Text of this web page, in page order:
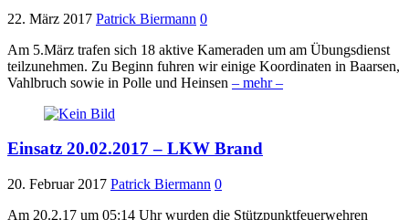
22. März 2017 Patrick Biermann 0
Am 5.März trafen sich 18 aktive Kameraden um am Übungsdienst
teilzunehmen. Zu Beginn fuhren wir einige Koordinaten in Baarsen,
Vahlbruch sowie in Polle und Heinsen – mehr –
Einsatz 20.02.2017 – LKW Brand
20. Februar 2017 Patrick Biermann 0
Am 20.2.17 um 05:14 Uhr wurden die Stützpunktfeuerwehren